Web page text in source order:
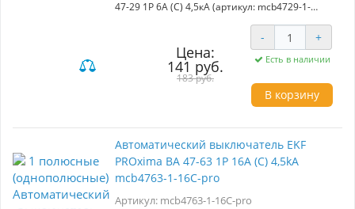
47-29 1P 6А (С) 4,5кА (артикул: mcb4729-1-
Автоматический выключатель EKF Basic ВА 47-
29 предназначен для защиты электрических
цепей переменного тока с номинальным
напряжением 230/400 В и частотой 50 Гц. С
номинальным током 6A и максимальным
током короткого замыкания 4,5kA, данный
от перегрева и короткого замыкания. Прочные
медные расцепители и высококачественный
пластик гарантируют долговечность и
безопасность эксплуатации. Идеальный выбор
для защиты домашних и промышленных
электрических систем.
Цена:
141 руб.
183 руб.
- +
Есть в наличии
В корзину
Автоматический выключатель EKF
PROxima ВА 47-63 1P 16А (С) 4,5kA
mcb4763-1-16C-pro
Артикул: mcb4763-1-16C-pro